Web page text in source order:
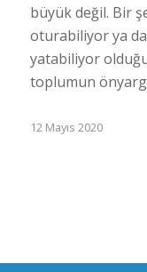
büyük değil. Bir
oturabiliyor ya da
yatabiliyor
toplumun
12 Mayıs 2020